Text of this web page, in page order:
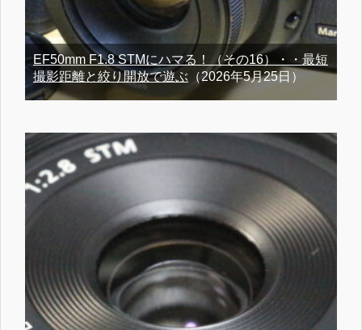
EF50mm F1.8 STMにハマる！（その16）・・最短
撮影距離と絞り開放で遊ぶ （2026年5月25日）